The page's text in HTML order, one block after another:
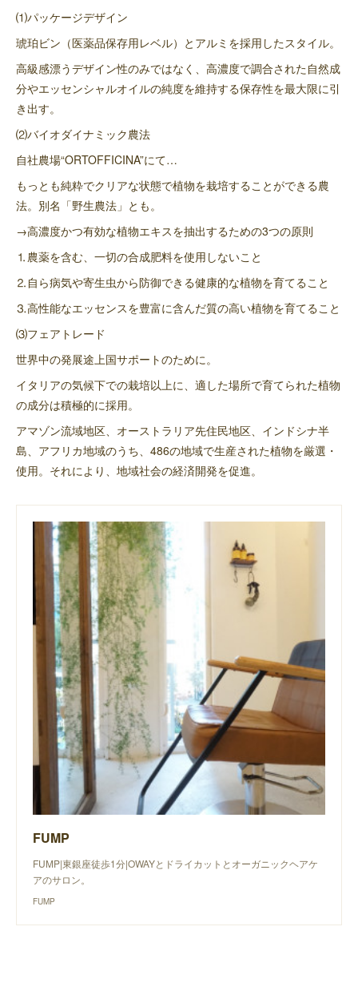
⑴パッケージデザイン
琥珀ビン（医薬品保存用レベル）とアルミを採用したスタイル。
高級感漂うデザイン性のみではなく、高濃度で調合された自然成
分やエッセンシャルオイルの純度を維持する保存性を最大限に引
き出す。
⑵バイオダイナミック農法
自社農場“ORTOFFICINA”にて…
もっとも純粋でクリアな状態で植物を栽培することができる農
法。別名「野生農法」とも。
→高濃度かつ有効な植物エキスを抽出するための3つの原則
⒈農薬を含む、一切の合成肥料を使用しないこと
⒉自ら病気や寄生虫から防御できる健康的な植物を育てること
⒊高性能なエッセンスを豊富に含んだ質の高い植物を育てること
⑶フェアトレード
世界中の発展途上国サポートのために。
イタリアの気候下での栽培以上に、適した場所で育てられた植物
の成分は積極的に採用。
アマゾン流域地区、オーストラリア先住民地区、インドシナ半
島、アフリカ地域のうち、486の地域で生産された植物を厳選・
使用。それにより、地域社会の経済開発を促進。
FUMP
FUMP|東銀座徒歩1分|OWAYとドライカットとオーガニックヘアケ
アのサロン。
FUMP